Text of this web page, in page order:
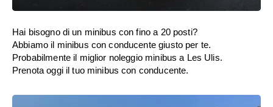
Hai bisogno di un minibus con fino a 20 posti?
Abbiamo il minibus con conducente giusto per te.
Probabilmente il miglior noleggio minibus a Les Ulis.
Prenota oggi il tuo minibus con conducente.